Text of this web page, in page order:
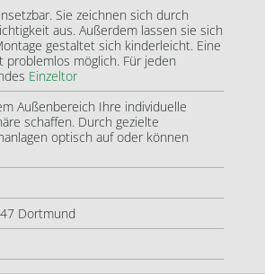
Sie zeichnen sich durch
aus. Außerdem lassen sie sich
gestaltet sich kinderleicht. Eine
möglich. Für jeden
Einzeltor
Außenbereich Ihre individuelle
schaffen. Durch gezielte
optisch auf oder können
Dortmund